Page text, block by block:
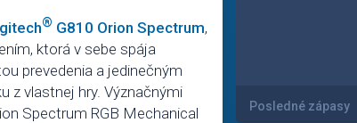
® G810 Orion Spectrum,
ktorá v sebe spája
prevedenia a jedinečným
z vlastnej hry. Význačnými
Spectrum RGB Mechanical
Posledné zápasy